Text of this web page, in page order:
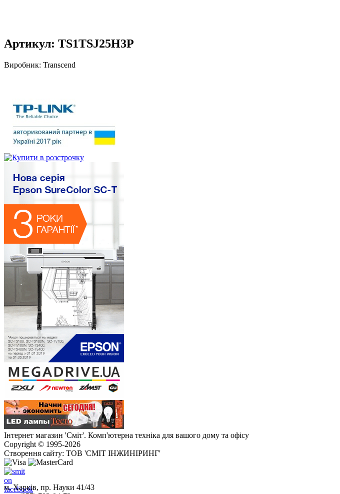
Артикул: TS1TSJ25H3P
Виробник: Transcend
Інтернет магазин 'Сміт'. Комп'ютерна техніка для вашого дому та офісу
Copyright © 1995-2026
Створення сайту: ТОВ 'СМІТ ІНЖИНІРИНГ'
м. Харків, пр. Науки 41/43